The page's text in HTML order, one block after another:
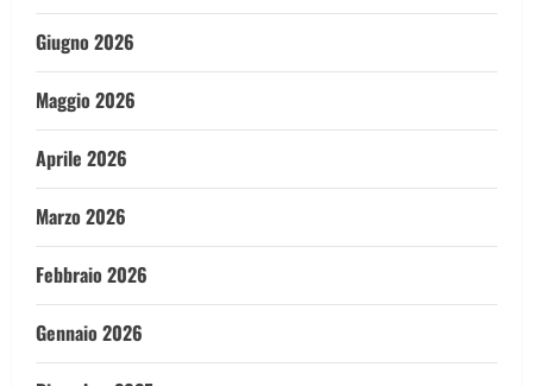
Giugno 2026
Maggio 2026
Aprile 2026
Marzo 2026
Febbraio 2026
Gennaio 2026